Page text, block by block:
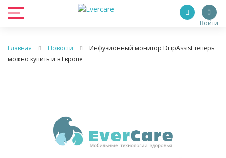
Войти
Главная Новости
Инфузионный монитор DripAssist теперь
можно купить и в Европе